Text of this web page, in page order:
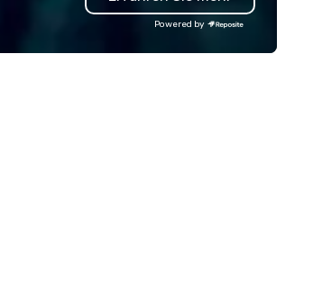
of 49–53
featuring air-
mindsets driving the world's
fastest-growing companies,
walk away with a practical
Powered by